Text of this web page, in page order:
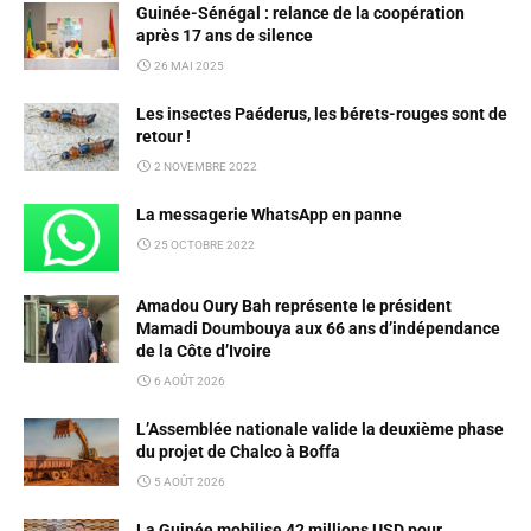
Guinée-Sénégal : relance de la coopération
après 17 ans de silence
26 MAI 2025
Les insectes Paéderus, les bérets-rouges sont de
retour !
2 NOVEMBRE 2022
La messagerie WhatsApp en panne
25 OCTOBRE 2022
Amadou Oury Bah représente le président
Mamadi Doumbouya aux 66 ans d’indépendance
de la Côte d’Ivoire
6 AOÛT 2026
L’Assemblée nationale valide la deuxième phase
du projet de Chalco à Boffa
5 AOÛT 2026